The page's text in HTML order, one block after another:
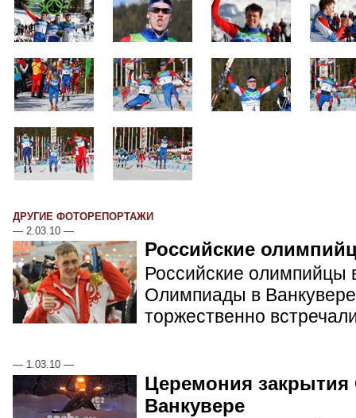
ДРУГИЕ ФОТОРЕПОРТАЖИ
— 2.03.10 —
Российские
Российские олимпийцы
Олимпиады в
торжественно
— 1.03.10 —
Церемония
Ванкувере